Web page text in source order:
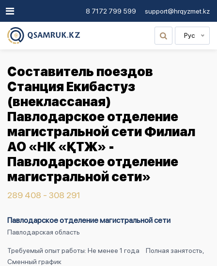
8 7172 799 599 support@hrqyzmet.kz
Рус
Составитель поездов
Станция Екибастуз
(внеклассаная)
Павлодарское отделение
магистральной сети Филиал
АО «НК «ҚТЖ» -
Павлодарское отделение
магистральной сети»
289 408 - 308 291
Павлодарское отделение магистральной сети
Павлодарская область
Требуемый опыт работы: Не менее 1 года
Полная занятость,
Сменный график